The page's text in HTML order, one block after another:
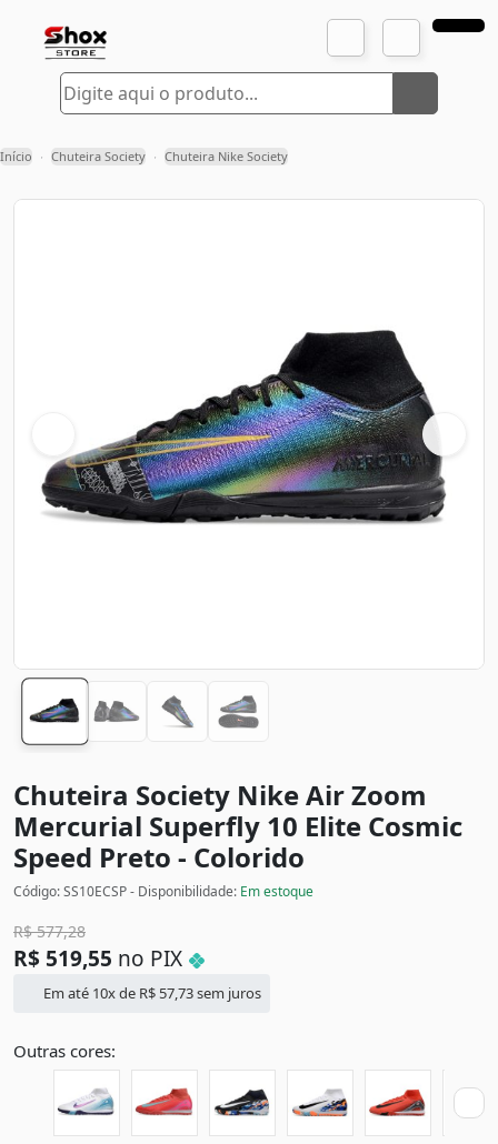
Início › Chuteira Society › Chuteira Nike Society
Chuteira Society Nike Air Zoom
Mercurial Superfly 10 Elite Cosmic
Speed Preto - Colorido
Código: SS10ECSP - Disponibilidade: Em estoque
R$577,28
R$ 519,55 no PIX
Em até 10x de R$ 57,73sem juros
Outras cores: